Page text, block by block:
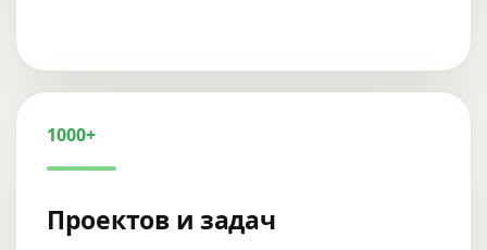
1000+
Проектов и задач